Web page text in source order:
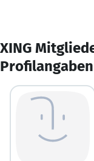
XING
Profilangaben